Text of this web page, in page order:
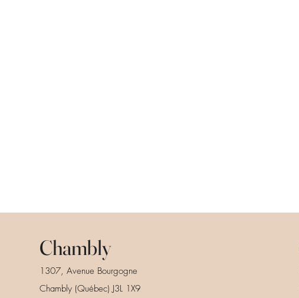
Chambly
1307, Avenue Bourgogne
Chambly (Québec) J3L 1X9